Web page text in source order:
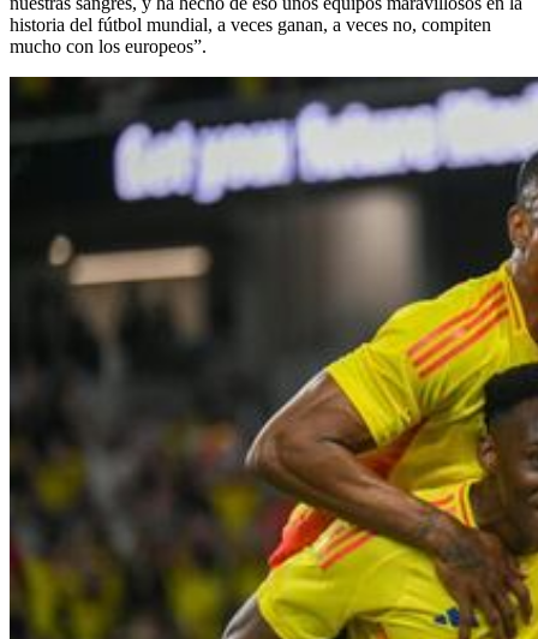
historia del fútbol mundial, a veces ganan, a veces no, compiten
mucho con los europeos”.